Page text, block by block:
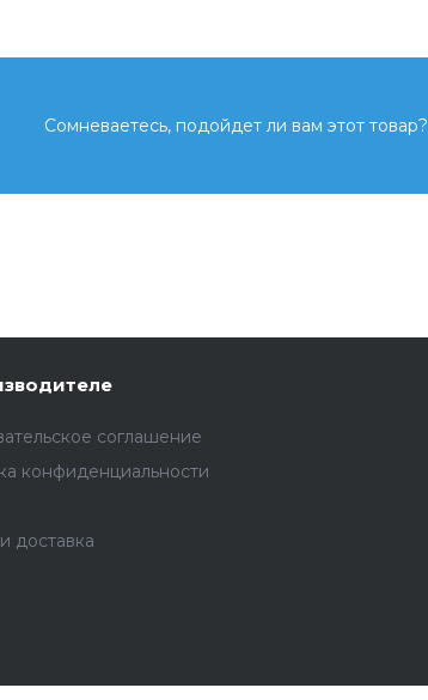
Сомневаетесь, подойдет ли вам этот товар?
соглашение
конфиденциальности
доставка